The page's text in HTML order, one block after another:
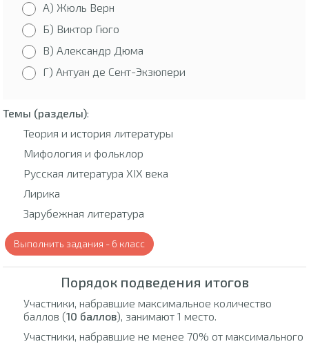
А) Жюль Верн
Б) Виктор Гюго
В) Александр Дюма
Г) Антуан де Сент-Экзюпери
Темы (разделы):
Теория и история литературы
Мифология и фольклор
Русская литература XIX века
Лирика
Зарубежная литература
Выполнить задания - 6 класс
Порядок подведения итогов
Участники, набравшие максимальное количество
баллов (10 баллов), занимают 1 место.
Участники, набравшие не менее 70% от максимального